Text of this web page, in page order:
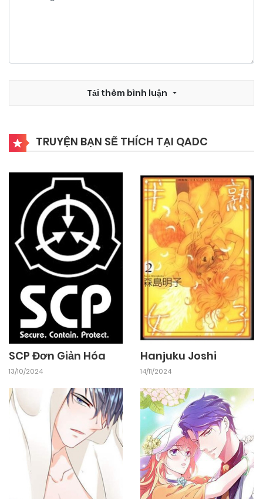
Tải thêm bình luận
TRUYỆN BẠN SẼ THÍCH TẠI QADC
SCP Đơn Giản Hóa
13/10/2024
Hanjuku Joshi
14/11/2024